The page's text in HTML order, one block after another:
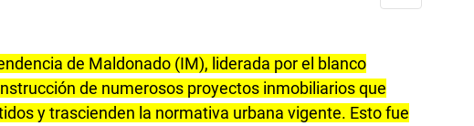
de Maldonado (IM), liderada por el blanco
de numerosos proyectos inmobiliarios que
y trascienden la normativa urbana vigente. Esto fue